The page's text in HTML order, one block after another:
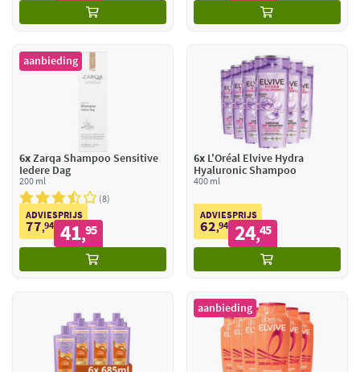
aanbieding
6xZarqa Shampoo Sensitive
Iedere Dag
200 ml
8
ADVIESPRIJS
77,94 41,95
6xL'Oréal Elvive Hydra
Hyaluronic Shampoo
400 ml
ADVIESPRIJS
62,94 24,45
aanbieding